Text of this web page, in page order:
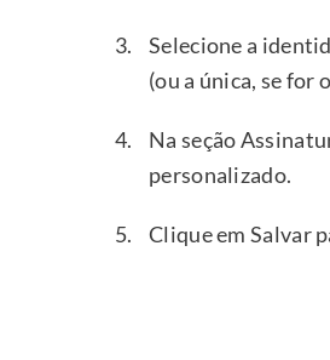
Selecione a
(ou a única, se for
Na seção
personalizado.
Clique em Salvar